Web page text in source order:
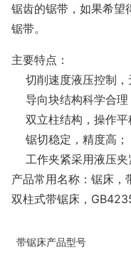
锯齿的锯带，如果希望
锯带。
主要特点：
切削速度液压控制，
导向块结构科学合理
双立柱结构，操作平
锯切稳定，精度高；
工作夹紧采用液压夹
产品常用名称：锯床，
双柱式带锯床，
带锯床产品型号